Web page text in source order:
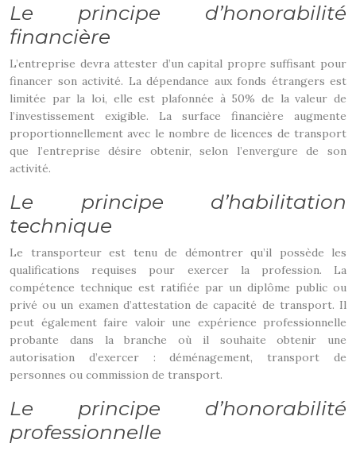
Le principe d’honorabilité
financière
L’entreprise devra attester d’un capital propre suffisant pour
financer son activité. La dépendance aux fonds étrangers est
limitée par la loi, elle est plafonnée à 50% de la valeur de
l’investissement exigible. La surface financière augmente
proportionnellement avec le nombre de licences de transport
que l’entreprise désire obtenir, selon l’envergure de son
activité.
Le principe d’habilitation
technique
Le transporteur est tenu de démontrer qu’il possède les
qualifications requises pour exercer la profession. La
compétence technique est ratifiée par un diplôme public ou
privé ou un examen d’attestation de capacité de transport. Il
peut également faire valoir une expérience professionnelle
probante dans la branche où il souhaite obtenir une
autorisation d’exercer : déménagement, transport de
personnes ou commission de transport.
Le principe d’honorabilité
professionnelle